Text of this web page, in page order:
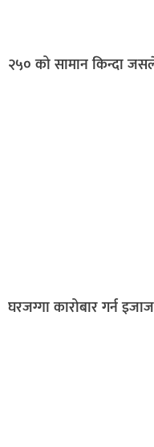
२५० को सामान किन्दा
घरजग्गा कारोबार गर्न